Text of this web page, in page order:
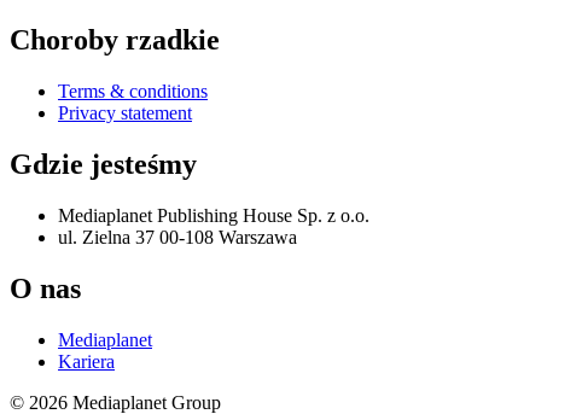
Choroby rzadkie
Terms & conditions
Privacy statement
Gdzie jesteśmy
Mediaplanet Publishing House Sp. z o.o.
ul. Zielna 37 00-108 Warszawa
O nas
Mediaplanet
Kariera
© 2026 Mediaplanet Group